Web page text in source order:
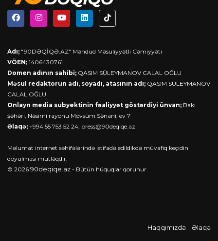
Adı; "90DƏQİQƏ.AZ" Məhdud Məsuliyyətli Cəmiyyəti
VÖEN; 1406430761
Domen adının sahibi; QASIM SÜLEYMANOV CALAL OĞLU
Məsul redaktorun adı, soyadı, atasının adı; QASIM SÜLEYMANOV
CALAL OĞLU
Onlayn media subyektinin fəaliyyət göstərdiyi ünvan; Bakı
şəhəri, Nəsimi rayonu Mövsüm Sənani, ev 7
Əlaqə; +994 55 753 52 24; press@90deqiqe.az
Məlumat internet səhifələrində istifadə edildikdə müvafiq keçidin
qoyulması mütləqdir.
© 2026 90deqiqe.az - Bütün hüquqlar qorunur.
Haqqımızda Əlaqə